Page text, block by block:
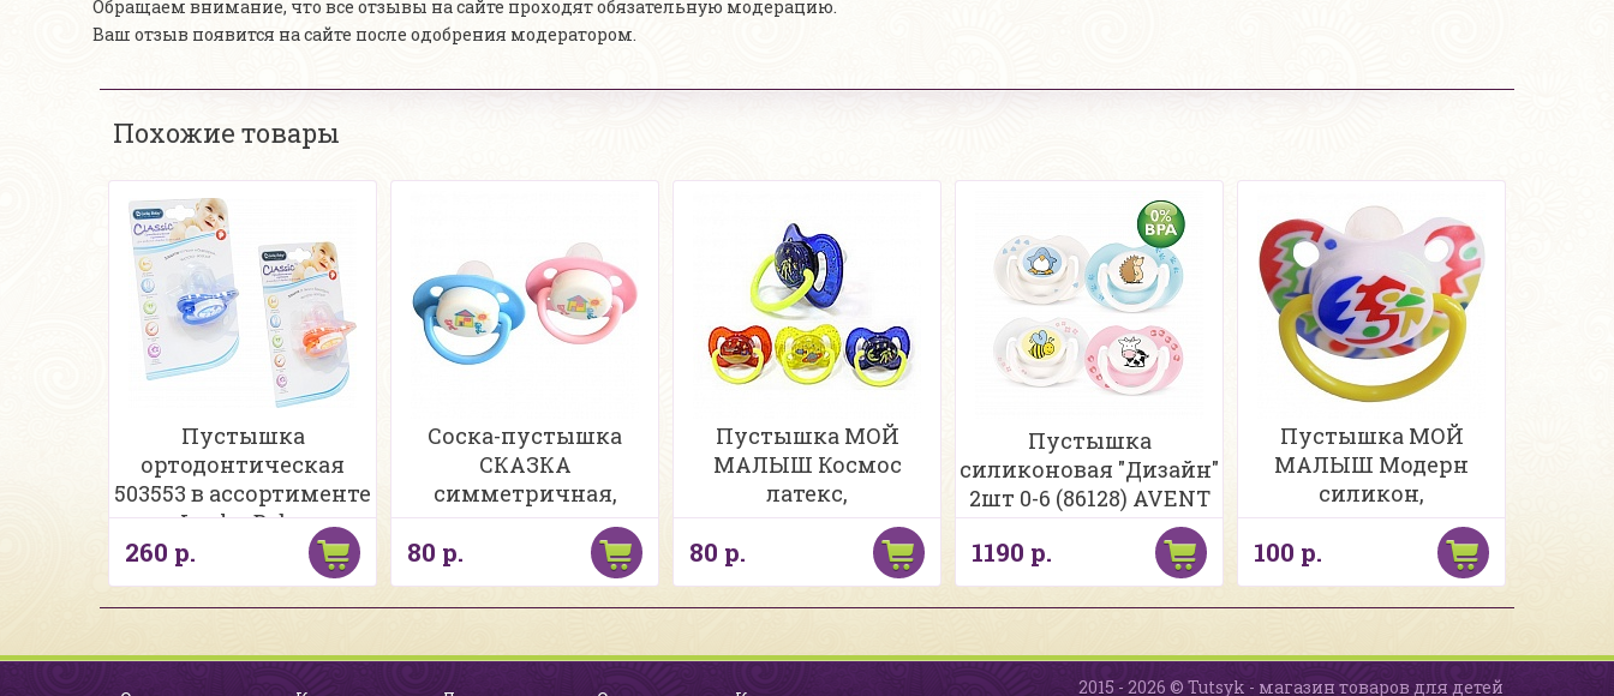
Обращаем внимание, что все отзывы на сайте проходят обязательную модерацию.
Ваш отзыв появится на сайте после одобрения модератором.
Похожие товары
Пустышка
ортодонтическая
503553 в ассортименте
Lucky Baby
260 р.
Соска-пустышка
СКАЗКА
симметричная,
силикон
80 р.
Пустышка МОЙ
МАЛЫШ Космос
латекс,
анатомическая, с
рисунком, светится в
темноте, 6-12 мес
80 р.
Пустышка
силиконовая "Дизайн"
2шт 0-6 (86128) AVENT
1190 р.
Пустышка МОЙ
МАЛЫШ Модерн
силикон,
анатомическая, с
рисунком, 6-12 мес
100 р.
2015 - 2026 © Tutsyk - магазин товаров для детей